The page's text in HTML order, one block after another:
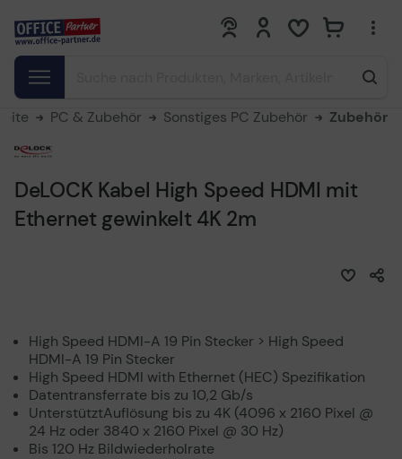
0 0
PC & Zubehör Sonstiges PC Zubehör Zubehör
DeLOCK Kabel High Speed HDMI mit
Ethernet gewinkelt 4K 2m
High Speed HDMI-A 19 Pin Stecker > High Speed
HDMI-A 19 Pin Stecker
High Speed HDMI with Ethernet (HEC) Spezifikation
Datentransferrate bis zu 10,2 Gb/s
UnterstütztAuflösung bis zu 4K (4096 x 2160 Pixel @
24 Hz oder 3840 x 2160 Pixel @ 30 Hz)
Bis 120 Hz Bildwiederholrate